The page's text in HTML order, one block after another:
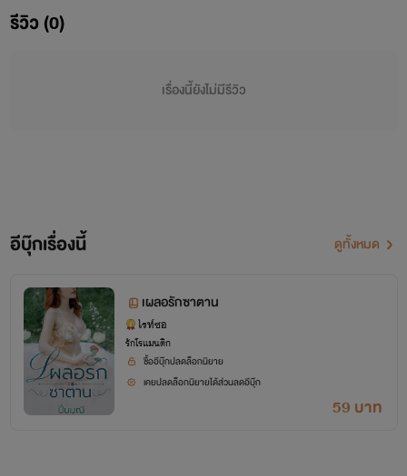
รีวิว (0)
เรื่องนี้ยังไม่มีรีวิว
อีบุ๊กเรื่องนี้ ดูทั้งหมด
เผลอรักซาตาน
ไรท์ซอ
รักโรแมนติก
ซื้ออีบุ๊กปลดล็อกนิยาย
เคยปลดล็อกนิยายได้ส่วนลดอีบุ๊ก
59 บาท